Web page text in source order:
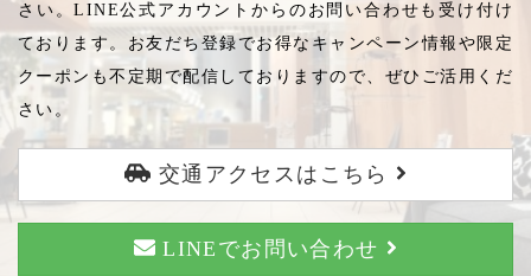
さい。LINE公式アカウントからのお問い合わせも受け付け
ております。お友だち登録でお得なキャンペーン情報や限定
クーポンも不定期で配信しておりますので、ぜひご活用くだ
さい。
交通アクセスはこちら
LINEでお問い合わせ